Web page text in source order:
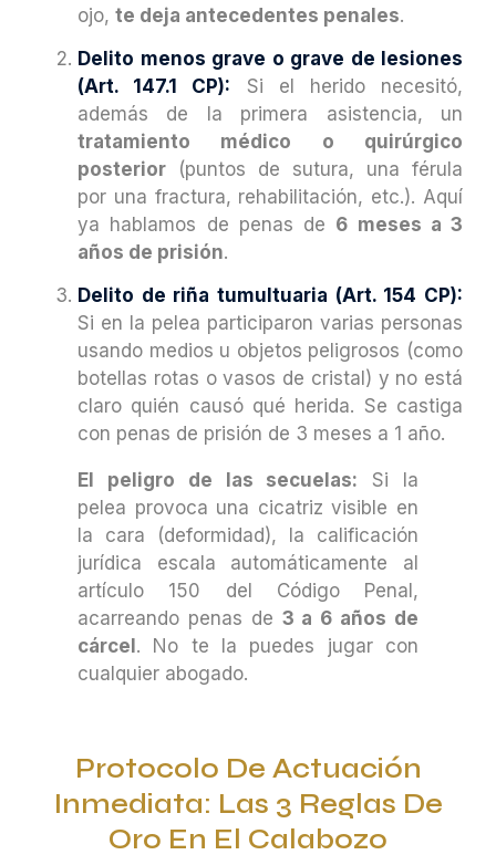
ojo, te deja antecedentes penales.
Delito menos grave o grave de lesiones
(Art. 147.1 CP): Si el herido necesitó,
además de la primera asistencia, un
tratamiento médico o quirúrgico
posterior (puntos de sutura, una férula
por una fractura, rehabilitación, etc.). Aquí
ya hablamos de penas de 6 meses a 3
años de prisión.
Delito de riña tumultuaria (Art. 154 CP):
Si en la pelea participaron varias personas
usando medios u objetos peligrosos (como
botellas rotas o vasos de cristal) y no está
claro quién causó qué herida. Se castiga
con penas de prisión de 3 meses a 1 año.
El peligro de las secuelas: Si la
pelea provoca una cicatriz visible en
la cara (deformidad), la calificación
jurídica escala automáticamente al
artículo 150 del Código Penal,
acarreando penas de 3 a 6 años de
cárcel . No te la puedes jugar con
cualquier abogado.
Protocolo De Actuación
Inmediata: Las 3 Reglas De
Oro En El Calabozo